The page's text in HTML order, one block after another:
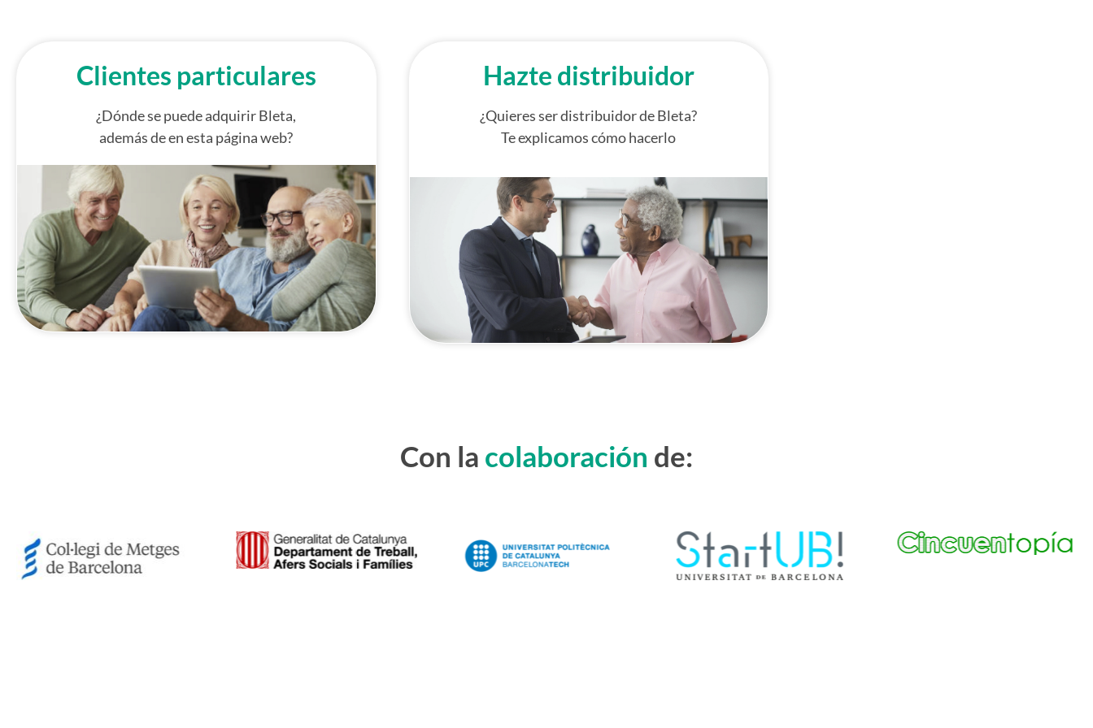
Clientes particulares
¿Dónde se puede adquirir Bleta,
además de en esta página web?
Hazte distribuidor
¿Quieres ser distribuidor de Bleta?
Te explicamos cómo hacerlo
Con la colaboración de: